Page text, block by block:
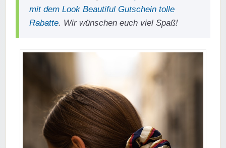
mit dem Look Beautiful Gutschein tolle
Rabatte. Wir wünschen euch viel Spaß!